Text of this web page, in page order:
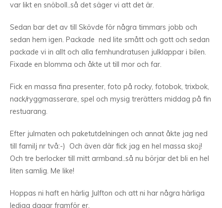
var likt en snöboll..så det säger vi att det är.
Sedan bar det av till Skövde för några timmars jobb och
sedan hem igen. Packade ned lite smått och gott och sedan
packade vi in allt och alla femhundratusen julklappar i bilen.
Fixade en blomma och åkte ut till mor och far.
Fick en massa fina presenter, foto på rocky, fotobok, trixbok,
nack/ryggmasserare, spel och mysig trerätters middag på fin
restuarang.
Efter julmaten och paketutdelningen och annat åkte jag ned
till familj nr två:-) Och även där fick jag en hel massa skoj!
Och tre berlocker till mitt armband..så nu börjar det bli en hel
liten samlig. Me like!
Hoppas ni haft en härlig Julfton och att ni har några härliga
lediga dagar framför er.